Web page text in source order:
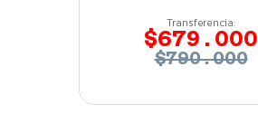
Transferencia:
$679.000
$790.000